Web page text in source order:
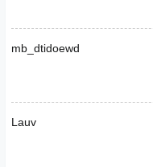
mb_dtidoewd
Lauv